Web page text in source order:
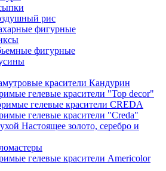
рис
фигурные
фигурные
красители Кандурин
гелевые красители "Top decor"
гелевые красители CREDA
гелевые красители "Creda"
Настоящее золото, серебро и
гелевые красители Americolor